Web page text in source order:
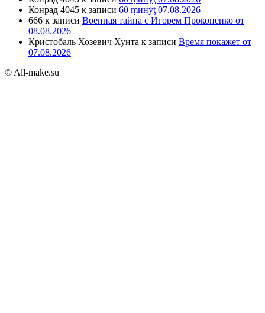
Конрад 4045 к записи 60 ṃинẏƫ 07.08.2026
666 к записи Военная тайна с Игорем Прокопенко от
08.08.2026
Кристобаль Хозевич Хунта к записи Время покажет от
07.08.2026
© All-make.su